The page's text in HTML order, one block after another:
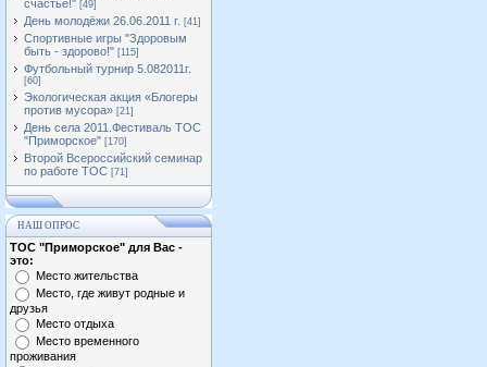
счастье!" [49]
День молодёжи 26.06.2011 г. [41]
Спортивные игры "Здоровым
быть - здорово!" [115]
Футбольный турнир 5.082011г.
[60]
Экологическая акция «Блогеры
против мусора» [21]
День села 2011.Фестиваль ТОС
"Приморское" [170]
Второй Всероссийский семинар
по работе ТОС [71]
НАШ ОПРОС
ТОС "Приморское" для Вас -
это:
Место жительства
Место, где живут родные и
друзья
Место отдыха
Место временного
проживания